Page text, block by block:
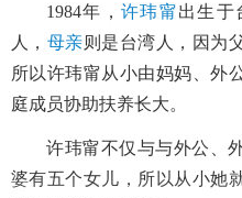
1984年， 许玮甯出生于
人， 母亲则是台湾人，因为
所以许玮甯从小由妈妈、外
庭成员协助扶养长大。
许玮甯不仅与与外公、
婆有五个女儿，所以从小她